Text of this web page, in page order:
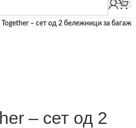
Together – сет од 2 бележници за багаж
– сет од 2